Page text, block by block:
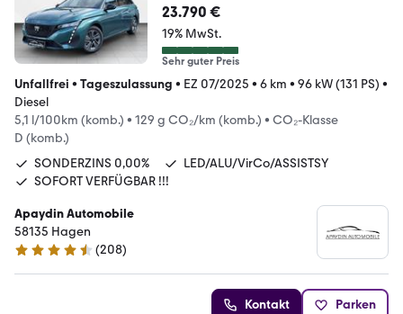
8G-AUT/ACC/LED/LM
23.790 €
19% MwSt.
Sehr guter Preis
Unfallfrei • Tageszulassung • EZ 07/2025 • 6 km • 96 kW (131 PS) •
Diesel
5,1 l/100km (komb.) • 129 g CO₂/km (komb.) • CO₂-Klasse
D (komb.)
SONDERZINS 0,00%
LED/ALU/VirCo/ASSISTSY
SOFORT VERFÜGBAR !!!
Apaydin Automobile
58135 Hagen
4.7 Sterne
(208)
Kontakt Parken